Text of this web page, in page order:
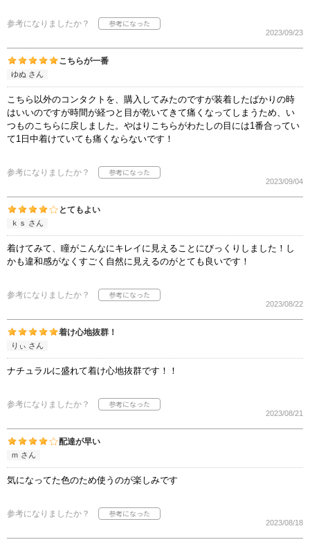
参考になりましたか？
2023/09/23
こちらが一番
ゆぬ さん
こちら以外のコンタクトを、購入してみたのですが装着したばかりの時
はいいのですが時間が経つと目が乾いてきて痛くなってしまうため、い
つものこちらに戻しました。やはりこちらがわたしの目には1番合ってい
て1日中着けていても痛くならないです！
参考になりましたか？
2023/09/04
とてもよい
ｋｓ さん
着けてみて、瞳がこんなにキレイに見えることにびっくりしました！し
かも違和感がなくすごく自然に見えるのがとても良いです！
参考になりましたか？
2023/08/22
着け心地抜群！
りぃ さん
ナチュラルに盛れて着け心地抜群です！！
参考になりましたか？
2023/08/21
配達が早い
ｍ さん
気になってた色のため使うのが楽しみです
参考になりましたか？
2023/08/18